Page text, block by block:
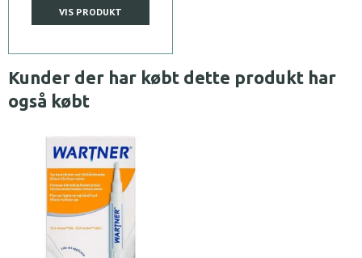
VIS PRODUKT
Kunder der har købt dette produkt har
også købt